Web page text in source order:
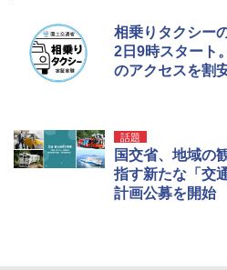
￥9,990
広げるだけ パ
ッシュ 4人用
ATCW-150B
￥-
￥4,400
【日本企業販
秒）射程5～
付き ヒグマ・
関の購入実績
防災用品 長期
送
相乗りタクシー
2日9時スタート
のアクセスを割
話題
国交省、地域の
指す新たな「交
計画公募を開始